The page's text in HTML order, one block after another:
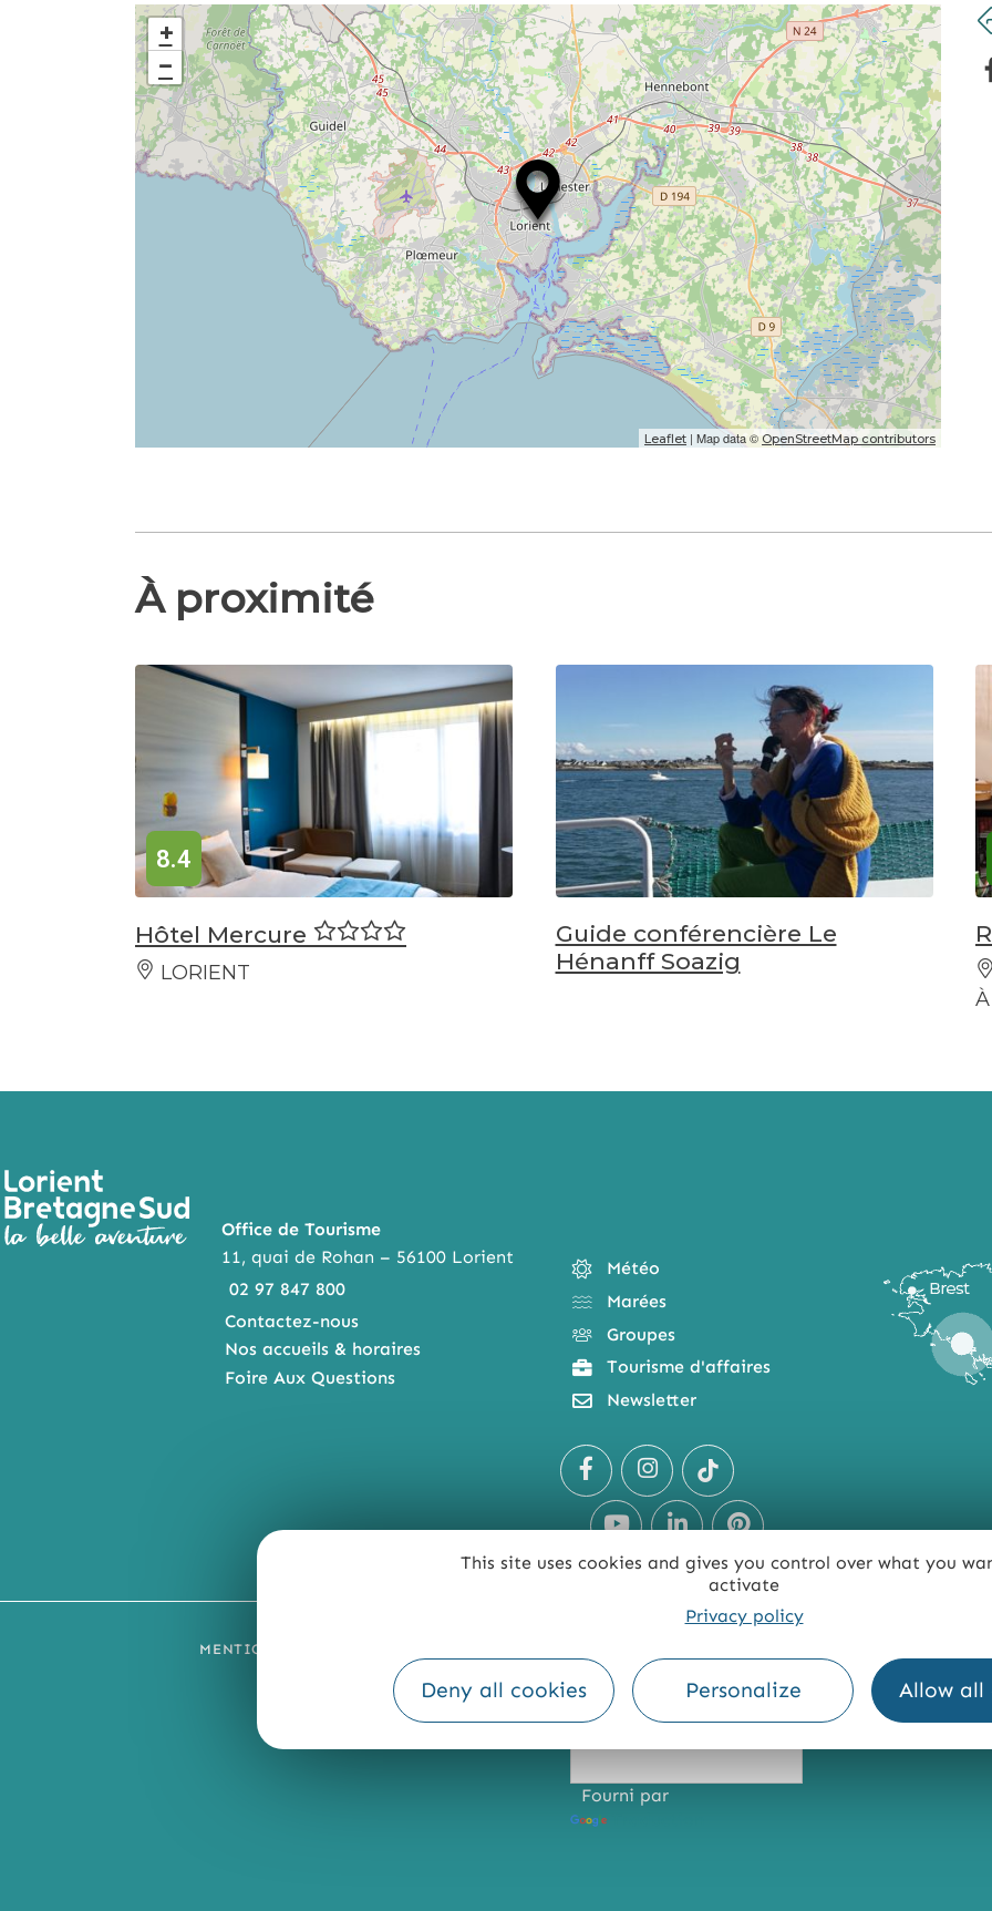
This site uses cookies and gives you control over what you
activate
Privacy policy
Deny all cookies Personalize Allow all
+
−
Leaflet | Map data ©OpenStreetMap contributors
À proximité
8.4
Hôtel Mercure
LORIENT
Guide conférencière Le
Hénanff Soazig
Office de Tourisme
11, quai de Rohan – 56100 Lorient
02 97 847 800
Contactez-nous
Nos accueils & horaires
Foire Aux Questions
Météo
Marées
Groupes
Tourisme d'affaires
Newsletter
MENTIONS LÉGALES
Fourni par